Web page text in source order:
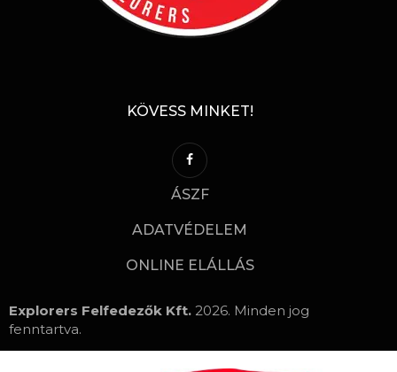
KÖVESS MINKET!
ÁSZF
ADATVÉDELEM
ONLINE ELÁLLÁS
Explorers Felfedezők Kft. 2026. Minden jog
fenntartva.